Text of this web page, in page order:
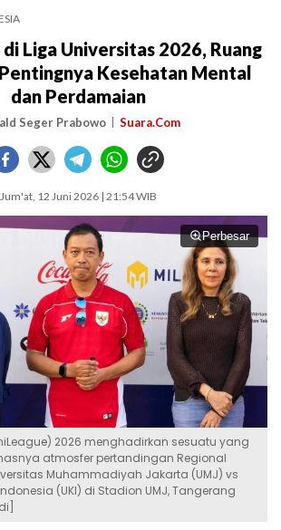
Liga Universitas 2026, Ruang
Kesehatan Mental
dan Perdamaian
Seger Prabowo Suara.Com
Jum'at, 12 Juni 2026 | 21:54 WIB
Perbesar
2026 menghadirkan sesuatu yang
atmosfer pertandingan Regional
Muhammadiyah Jakarta (UMJ) vs
(UKI) di Stadion UMJ, Tangerang